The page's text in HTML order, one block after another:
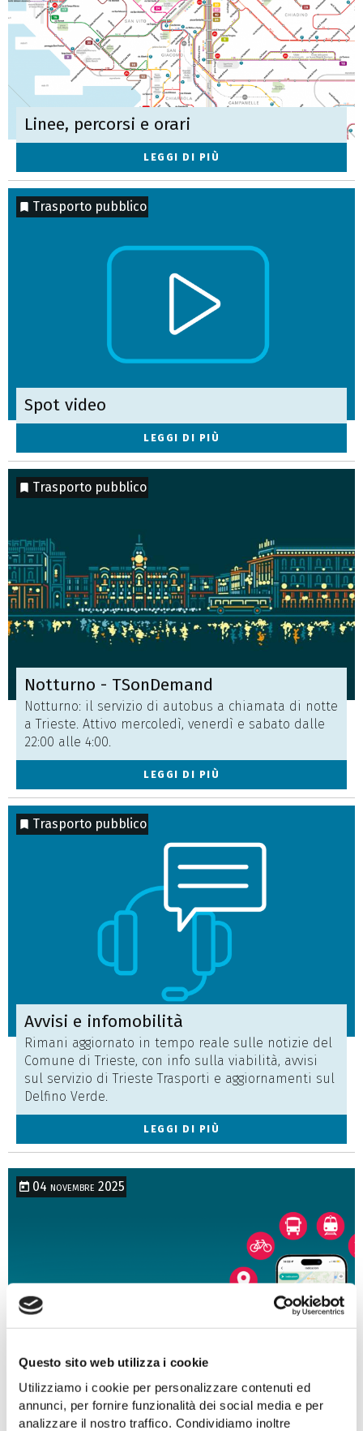
Questo sito web utilizza i cookie
Utilizziamo i cookie per personalizzare contenuti ed
annunci, per fornire funzionalità dei social media e per
analizzare il nostro traffico. Condividiamo inoltre
Linee, percorsi e orari
LEGGI DI PIÙ
Trasporto pubblico
Spot video
LEGGI DI PIÙ
Trasporto pubblico
Notturno - TSonDemand
Notturno: il servizio di autobus a chiamata di notte
a Trieste. Attivo mercoledì, venerdì e sabato dalle
22:00 alle 4:00.
LEGGI DI PIÙ
Trasporto pubblico
Avvisi e infomobilità
Rimani aggiornato in tempo reale sulle notizie del
Comune di Trieste, con info sulla viabilità, avvisi
sul servizio di Trieste Trasporti e aggiornamenti sul
Delfino Verde.
LEGGI DI PIÙ
04 novembre 2025
Friuli Venezia Giulia in un'unica
app